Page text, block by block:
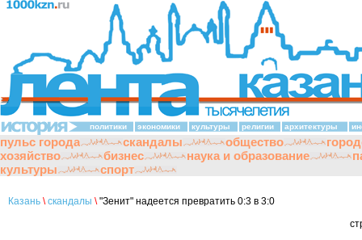
политики экономики культуры религии архитектуры
пульс города скандалы общество
хозяйство
бизнес наука и образование
культуры
спорт
Казань \ скандалы \"Зенит" надеется превратить 0:3 в 3:0